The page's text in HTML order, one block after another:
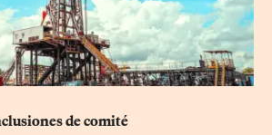
de comité